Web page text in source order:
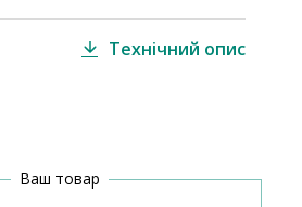
Технічний опис
Ваш товар